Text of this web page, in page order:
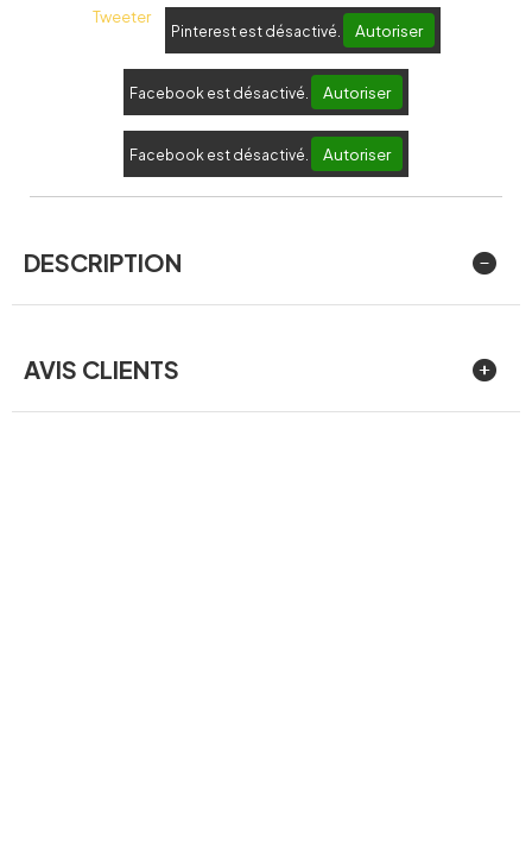
Tweeter
Pinterest est désactivé. Autoriser
Facebook est désactivé. Autoriser
Facebook est désactivé. Autoriser
DESCRIPTION
AVIS CLIENTS